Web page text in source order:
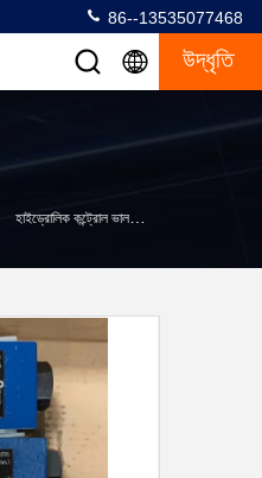
86--13535077468
উদ্ধৃতি
হাইড্রোলিক কন্ট্রোল ভালভ Z2S6-1-6X আনুপাতিক থ্রোটল এবং চেক ভালভ